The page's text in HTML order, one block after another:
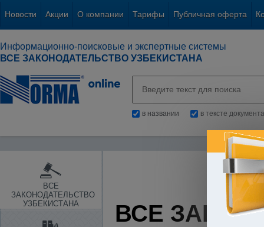
Новости Акции О компании Тарифы Публичная оферта
Информационно-поисковые и экспертные системы
ВСЕ ЗАКОНОДАТЕЛЬСТВО УЗБЕКИСТАНА
в названии в тексте документа
ВСЕ
ЗАКОНОДАТЕЛЬСТВО
УЗБЕКИСТАНА
ВСЕ